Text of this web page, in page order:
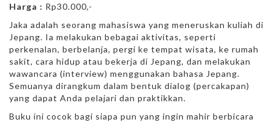
Harga : Rp30.000,-
Jaka adalah seorang mahasiswa yang meneruskan kuliah di
Jepang. Ia melakukan bebagai aktivitas, seperti
perkenalan, berbelanja, pergi ke tempat wisata, ke rumah
sakit, cara hidup atau bekerja di Jepang, dan melakukan
wawancara (interview) menggunakan bahasa Jepang.
Semuanya dirangkum dalam bentuk dialog (percakapan)
yang dapat Anda pelajari dan praktikkan.
Buku ini cocok bagi siapa pun yang ingin mahir berbicara